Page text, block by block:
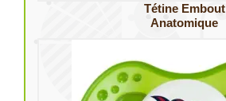
Tétine Embout
Anatomique